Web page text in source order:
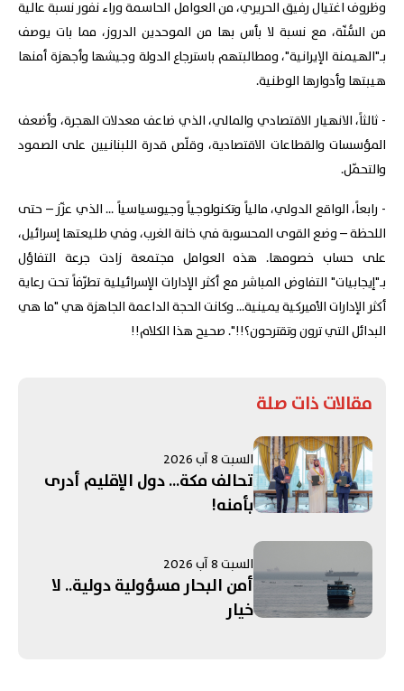
وظروف اغتيال رفيق الحريري، من العوامل الحاسمة وراء نفور نسبة عالية
من السُّنّة، مع نسبة لا بأس بها من الموحدين الدروز، مما بات يوصف
بـ"الهيمنة الإيرانية"، ومطالبتهم باسترجاع الدولة وجيشها وأجهزة أمنها
هيبتها وأدوارها الوطنية.
- ثالثاً، الانهيار الاقتصادي والمالي، الذي ضاعف معدلات الهجرة، وأضعف
المؤسسات والقطاعات الاقتصادية، وقلّص قدرة اللبنانيين على الصمود
والتحمّل.
- رابعاً، الواقع الدولي، مالياً وتكنولوجياً وجيوسياسياً ... الذي عزّز – حتى
اللحظة – وضع القوى المحسوبة في خانة الغرب، وفي طليعتها إسرائيل،
على حساب خصومها. هذه العوامل مجتمعة زادت جرعة التفاؤل
بـ"إيجابيات" التفاوض المباشر مع أكثر الإدارات الإسرائيلية تطرّفاً تحت رعاية
أكثر الإدارات الأميركية يمينية... وكانت الحجة الداعمة الجاهزة هي "ما هي
البدائل التي ترون وتقترحون؟!!". صحيح هذا الكلام!!
مقالات ذات صلة
السبت 8 آب 2026
تحالف مكة... دول الإقليم أدرى
بأمنه!
السبت 8 آب 2026
أمن البحار مسؤولية دولية.. لا
خيار